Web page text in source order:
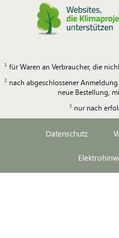
für Waren an Verbraucher, die
nach abgeschlossener
neue Bestellung,
nur nach
Datenschutz